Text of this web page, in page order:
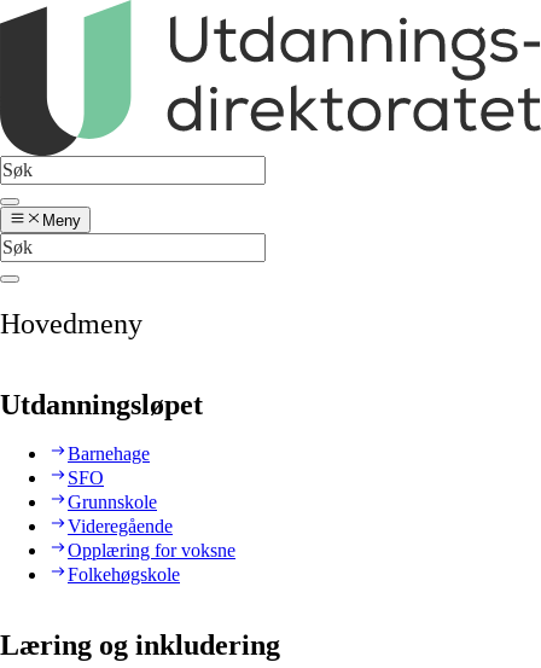
Meny
Hovedmeny
Utdanningsløpet
Barnehage
SFO
Grunnskole
Videregående
Opplæring for voksne
Folkehøgskole
Læring og inkludering